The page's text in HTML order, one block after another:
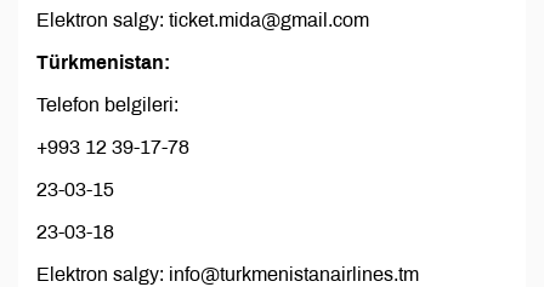
Elektron salgy: ticket.mida@gmail.com
Türkmenistan:
Telefon belgileri:
+993 12 39-17-78
23-03-15
23-03-18
Elektron salgy: info@turkmenistanairlines.tm